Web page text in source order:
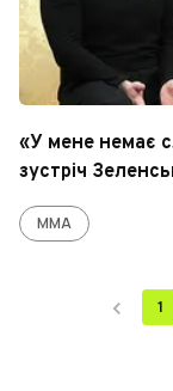
«У мене немає
зустріч
ММА
1